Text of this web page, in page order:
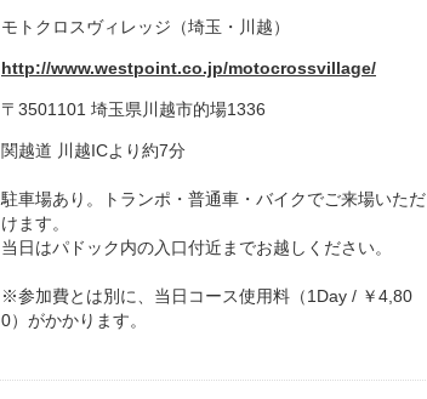
モトクロスヴィレッジ（埼玉・川越）
http://www.westpoint.co.jp/motocrossvillage/
〒3501101 埼玉県川越市的場1336
関越道 川越ICより約7分
駐車場あり。トランポ・普通車・バイクでご来場いただ
けます。
当日はパドック内の入口付近までお越しください。
※参加費とは別に、当日コース使用料（1Day / ￥4,80
0）がかかります。